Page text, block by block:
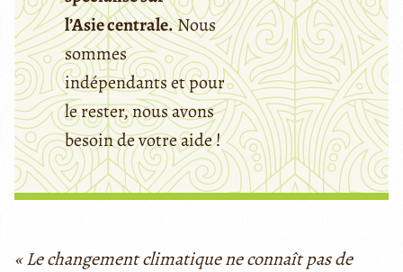
l’Asie centrale.Nous
sommes
indépendants et pour
le rester, nous avons
besoin de votre aide !
« Le changement climatique ne connaît pas de